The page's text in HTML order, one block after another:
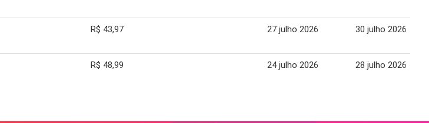
R$ 43,97 27 julho 2026 30 julho 2026
R$ 48,99 24 julho 2026 28 julho 2026